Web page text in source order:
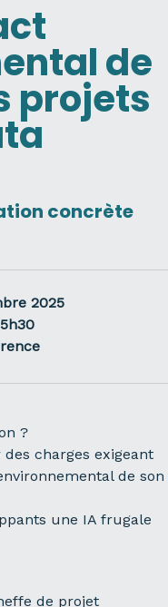
de
projets
concrète
2025
?
charges exigeant
de son
une IA frugale
de projet